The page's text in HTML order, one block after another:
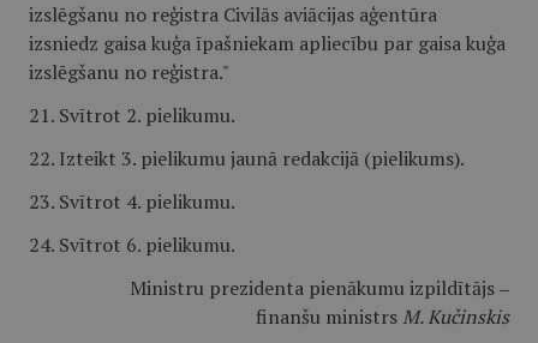
izslēgšanu no reģistra Civilās aviācijas aģentūra
izsniedz gaisa kuģa īpašniekam apliecību par gaisa kuģa
izslēgšanu no reģistra."
21. Svītrot 2. pielikumu.
22. Izteikt 3. pielikumu jaunā redakcijā (pielikums).
23. Svītrot 4. pielikumu.
24. Svītrot 6. pielikumu.
Ministru prezidenta pienākumu izpildītājs ‒
finanšu ministrsM. Kučinskis